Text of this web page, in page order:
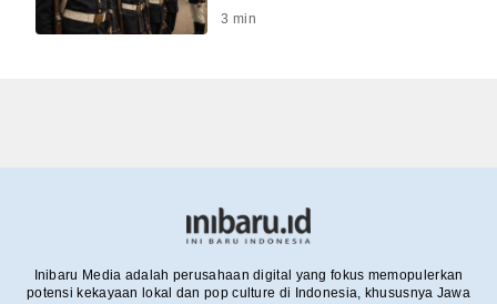
3 min
Inibaru Media adalah perusahaan digital yang fokus memopulerkan
potensi kekayaan lokal dan pop culture di Indonesia, khususnya Jawa